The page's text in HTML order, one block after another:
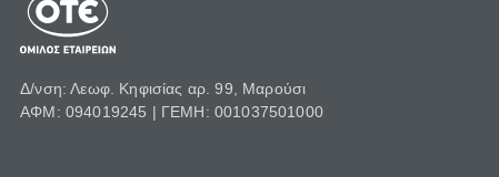
Δ/νση: Λεωφ. Κηφισίας αρ. 99, Μαρούσι
ΑΦΜ: 094019245 | ΓΕΜΗ: 001037501000